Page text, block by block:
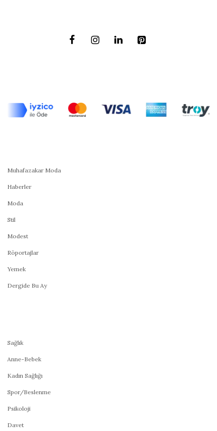
Muhafazakar Moda
Haberler
Moda
Stil
Modest
Röportajlar
Yemek
Dergide Bu Ay
Sağlık
Anne-Bebek
Kadın Sağlığı
Spor/Beslenme
Psikoloji
Davet